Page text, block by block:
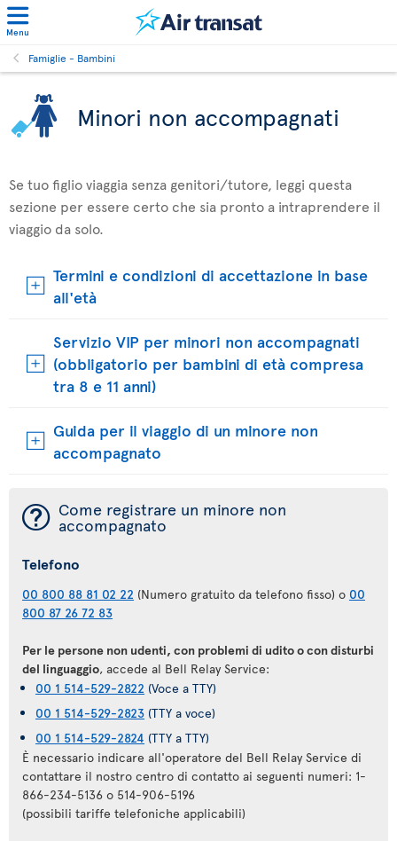
Menu
Famiglie - Bambini
Minori non accompagnati
Se tuo figlio viaggia senza genitori/tutore, leggi questa
sezione per essere certo che sia pronto a intraprendere il
viaggio da solo.
Termini e condizioni di accettazione in base
all'età
Servizio VIP per minori non accompagnati
(obbligatorio per bambini di età compresa
tra 8 e 11 anni)
Guida per il viaggio di un minore non
accompagnato
¯ Come registrare un minore non
accompagnato
Telefono
00 800 88 81 02 22 (Numero gratuito da telefono fisso) o 00
800 87 26 72 83
Per le persone non udenti, con problemi di udito o con disturbi
del linguaggio, accede al Bell Relay Service:
00 1 514-529-2822 (Voce a TTY)
00 1 514-529-2823 (TTY a voce)
00 1 514-529-2824 (TTY a TTY)
È necessario indicare all'operatore del Bell Relay Service di
contattare il nostro centro di contatto ai seguenti numeri: 1-
866-234-5136 o 514-906-5196
(possibili tariffe telefoniche applicabili)